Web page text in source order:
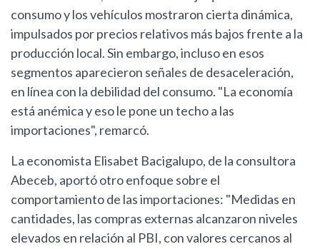
consumo y los vehículos mostraron cierta dinámica,
impulsados por precios relativos más bajos frente a la
producción local. Sin embargo, incluso en esos
segmentos aparecieron señales de desaceleración,
en línea con la debilidad del consumo. "La economía
está anémica y eso le pone un techo a las
importaciones", remarcó.
La economista Elisabet Bacigalupo, de la consultora
Abeceb, aportó otro enfoque sobre el
comportamiento de las importaciones: "Medidas en
cantidades, las compras externas alcanzaron niveles
elevados en relación al PBI, con valores cercanos al